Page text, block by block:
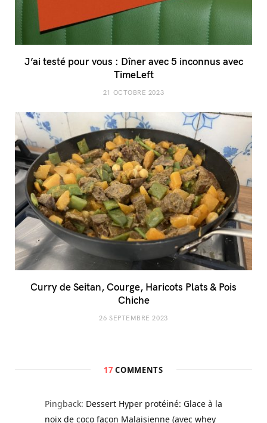
J’ai testé pour vous : Dîner avec 5 inconnus avec
TimeLeft
21 OCTOBRE 2023
Curry de Seitan, Courge, Haricots Plats & Pois
Chiche
26 SEPTEMBRE 2023
17 COMMENTS
Pingback: Dessert Hyper protéiné: Glace à la
noix de coco façon Malaisienne (avec whey